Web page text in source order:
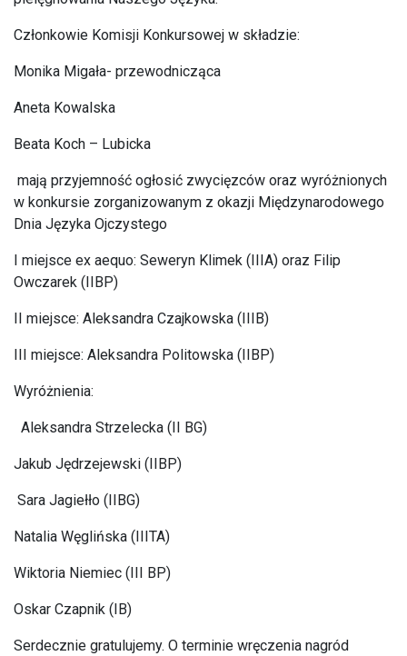
Członkowie Komisji Konkursowej w składzie:
Monika Migała- przewodnicząca
Aneta Kowalska
Beata Koch – Lubicka
mają przyjemność ogłosić zwycięzców oraz wyróżnionych
w konkursie zorganizowanym z okazji Międzynarodowego
Dnia Języka Ojczystego
I miejsce ex aequo: Seweryn Klimek (IIIA) oraz Filip
Owczarek (IIBP)
II miejsce: Aleksandra Czajkowska (IIIB)
III miejsce: Aleksandra Politowska (IIBP)
Wyróżnienia:
Aleksandra Strzelecka (II BG)
Jakub Jędrzejewski (IIBP)
Sara Jagiełło (IIBG)
Natalia Węglińska (IIITA)
Wiktoria Niemiec (III BP)
Oskar Czapnik (IB)
Serdecznie gratulujemy. O terminie wręczenia nagród